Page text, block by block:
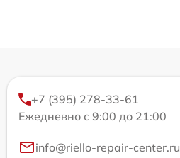
+7 (395) 278-33-61
Ежедневно с 9:00 до 21:00
info@riello-repair-center.ru